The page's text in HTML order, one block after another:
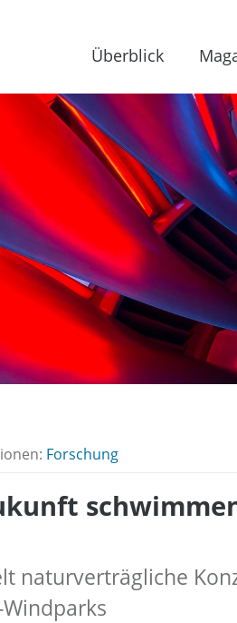
Überblick
Forschung
naturverträgliche